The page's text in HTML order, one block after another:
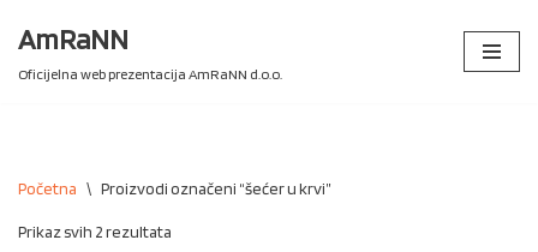
Skip
AmRaNN
Oficijelna web prezentacija AmRaNN d.o.o.
Početna \ Proizvodi označeni “šećer u krvi”
Prikaz svih 2 rezultata